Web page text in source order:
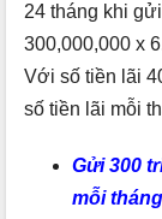
24 tháng khi
300,000,000 x
Với số tiền lãi
số tiền lãi mỗi
Gửi 300
mỗi tháng